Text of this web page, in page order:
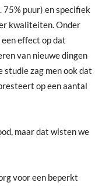
puur) en specifiek
kwaliteiten. Onder
effect op dat
van nieuwe dingen
studie zag men ook dat
op een aantal
maar dat wisten we
voor een beperkt